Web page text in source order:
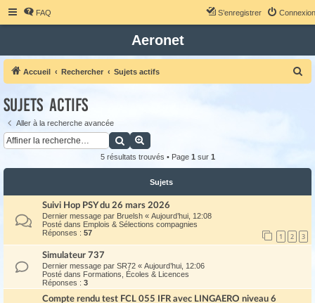
FAQ Connexion
S’enregistrer
Aeronet
Accueil Rechercher Sujets actifs
Sujets actifs
Aller à la recherche avancée
Rechercher
5 résultats trouvés • Page 1 sur 1
Sujets
Suivi Hop PSY du 26 mars 2026
Dernier message par Bruelsh « Aujourd’hui, 12:08
Posté dans Emplois & Sélections compagnies
Réponses : 57 1 2 3
Simulateur 737
Dernier message par SR72 « Aujourd’hui, 12:06
Posté dans Formations, Écoles & Licences
Réponses : 3
Compte rendu test FCL 055 IFR avec LINGAERO niveau 6